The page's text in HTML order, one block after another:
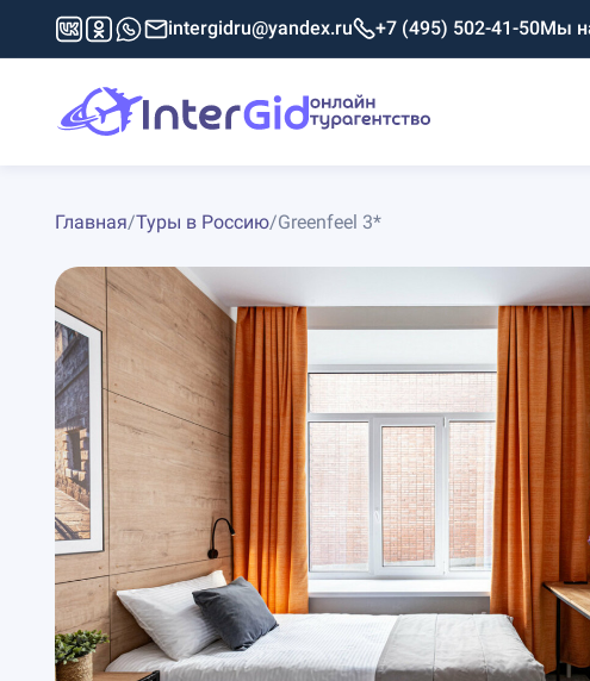
intergidru@yandex.ru +7 (495) 502-41-50Мы
Главная/Туры в Россию/Greenfeel 3*